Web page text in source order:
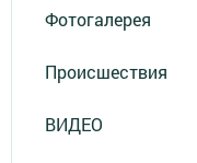
Фотогалерея
Происшествия
ВИДЕО